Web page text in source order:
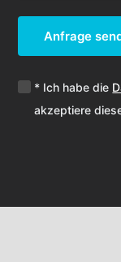
Anfrage
* Ich habe die
akzeptiere